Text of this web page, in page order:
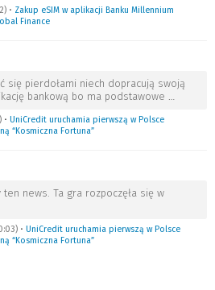
• Zakup eSIM w aplikacji Banku Millennium
Finance
się pierdołami niech dopracują swoją
bankową bo ma podstawowe …
• UniCredit uruchamia pierwszą w Polsce
“Kosmiczna Fortuna”
news. Ta gra rozpoczęła się w
• UniCredit uruchamia pierwszą w Polsce
“Kosmiczna Fortuna”